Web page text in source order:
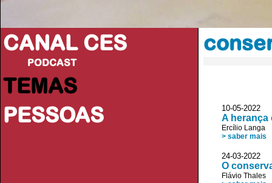
CANAL CES
PODCAST
TEMAS
PESSOAS
10-05-
A herança
Ercílio Langa
> saber mais
24-03-
O
Flávio Thales